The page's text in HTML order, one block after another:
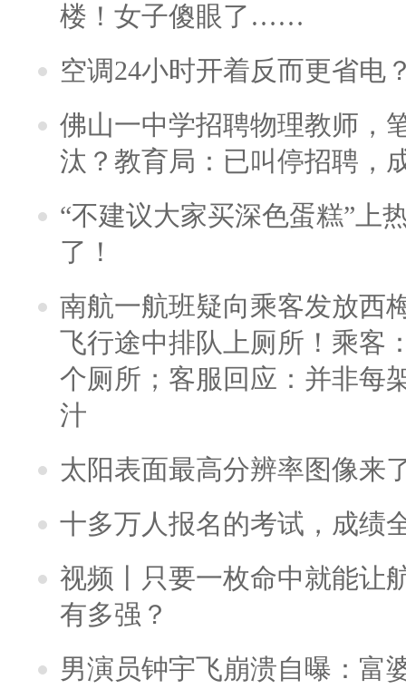
楼！女子傻眼了……
空调24小时开着反而更省电
佛山一中学招聘物理教师，
汰？教育局：已叫停招聘，
“不建议大家买深色蛋糕”上
了！
南航一航班疑向乘客发放西
飞行途中排队上厕所！乘客
个厕所；客服回应：并非每
汁
太阳表面最高分辨率图像来
十多万人报名的考试，成绩
视频丨只要一枚命中就能让
有多强？
男演员钟宇飞崩溃自曝：富